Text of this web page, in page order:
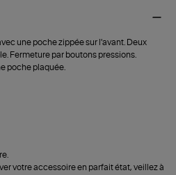
une poche zippée sur l'avant. Deux
Fermeture par boutons pressions.
poche plaquée.
votre accessoire en parfait état, veillez à